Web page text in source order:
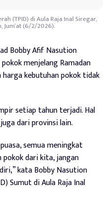
(TPID) di Aula Raja Inal Siregar,
Jum’at (6/2/2026).
Bobby Afif Nasution
menjelang Ramadan
kebutuhan pokok tidak
setiap tahun terjadi. Hal
dari provinsi lain.
semua meningkat
pokok dari kita, jangan
kata Bobby Nasution
Sumut di Aula Raja Inal